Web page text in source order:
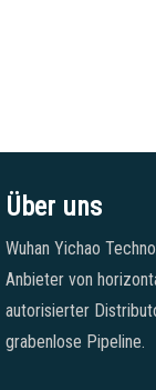
Über uns
Wuhan Yichao
Anbieter von
autorisierter
grabenlose Pipeline.